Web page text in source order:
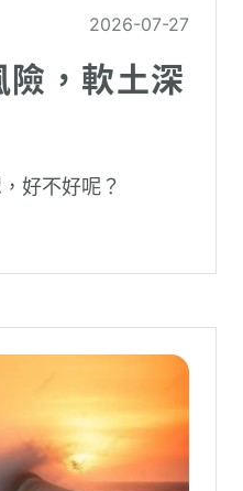
2026-07-27
險，軟土深
好不好呢？